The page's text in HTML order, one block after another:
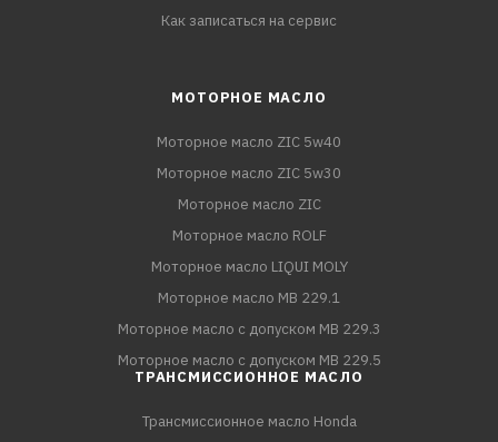
Как записаться на сервис
МОТОРНОЕ МАСЛО
Моторное масло ZIC 5w40
Моторное масло ZIC 5w30
Моторное масло ZIC
Моторное масло ROLF
Моторное масло LIQUI MOLY
Моторное масло MB 229.1
Моторное масло с допуском MB 229.3
Моторное масло с допуском MB 229.5
ТРАНСМИССИОННОЕ МАСЛО
Трансмиссионное масло Honda